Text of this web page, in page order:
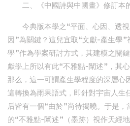
二、《中國詩與中國畫》修訂本
今典版本學之“平面、心因、透
因”為關鍵？這兒宜取“文獻-產生學
學”作為學案研討方式，其建模之關
獻學上所以有此“不雅點-闡述”，其
那么，這一可謂產生學程度的深層心
這轉換為雨果語式，即針對宇宙人生
后皆有一個“由於”尚待揭曉。于是
的“不雅點-闡述”（墨跡）視作天經